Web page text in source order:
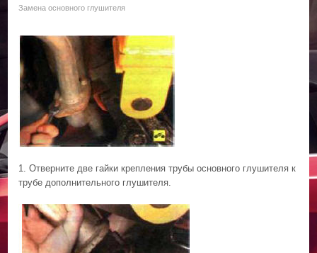
Замена основного глушителя
1. Отверните две гайки крепления трубы основного глушителя к
трубе дополнительного глушителя.